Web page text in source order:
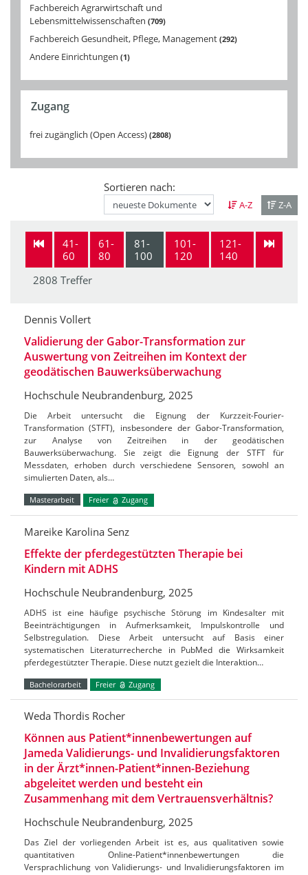
Fachbereich Agrarwirtschaft und
Lebensmittelwissenschaften 709
Fachbereich Gesundheit, Pflege, Management 292
Andere Einrichtungen 1
Zugang
frei zugänglich (Open Access) 2808
Sortieren nach:
A-Z Z-A
41-
60
61-
80
81-
100
101-
120
121-
140
2808 Treffer
Dennis Vollert
Validierung der Gabor-Transformation zur
Auswertung von Zeitreihen im Kontext der
geodätischen Bauwerksüberwachung
Hochschule Neubrandenburg, 2025
Die Arbeit untersucht die Eignung der Kurzzeit-Fourier-
Transformation (STFT), insbesondere der Gabor-Transformation,
zur Analyse von Zeitreihen in der geodätischen
Bauwerksüberwachung. Sie zeigt die Eignung der STFT für
Messdaten, erhoben durch verschiedene Sensoren, sowohl an
simulierten Daten, als…
Masterarbeit Freier Zugang
Mareike Karolina Senz
Effekte der pferdegestützten Therapie bei
Kindern mit ADHS
Hochschule Neubrandenburg, 2025
ADHS ist eine häufige psychische Störung im Kindesalter mit
Beeinträchtigungen in Aufmerksamkeit, Impulskontrolle und
Selbstregulation. Diese Arbeit untersucht auf Basis einer
systematischen Literaturrecherche in PubMed die Wirksamkeit
pferdegestützter Therapie. Diese nutzt gezielt die Interaktion…
Bachelorarbeit Freier Zugang
Weda Thordis Rocher
Können aus Patient*innenbewertungen auf
Jameda Validierungs- und Invalidierungsfaktoren
in der Ärzt*innen-Patient*innen-Beziehung
abgeleitet werden und besteht ein
Zusammenhang mit dem Vertrauensverhältnis?
Hochschule Neubrandenburg, 2025
Das Ziel der vorliegenden Arbeit ist es, aus qualitativen sowie
quantitativen Online-Patient*innenbewertungen die
Versprachlichung von Validierungs- und Invalidierungsfaktoren im